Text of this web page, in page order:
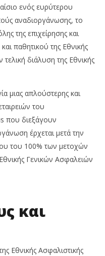
ενός ευρύτερου
αναδιοργάνωσης, το
της επιχείρησης και
παθητικού της Εθνικής
διάλυση της Εθνικής
μιας απλούστερης και
του
που διεξάγουν
έρχεται μετά την
του 100% των μετοχών
Γενικών Ασφαλειών
και
Εθνικής Ασφαλιστικής